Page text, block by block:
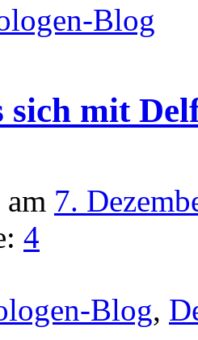
Blog
sich mit
7.
4
Blog,